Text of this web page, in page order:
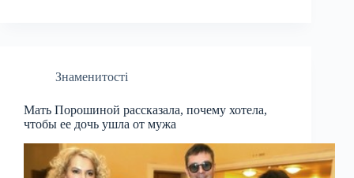
Знаменитості
Мать Порошиной рассказала, почему хотела,
чтобы ее дочь ушла от мужа